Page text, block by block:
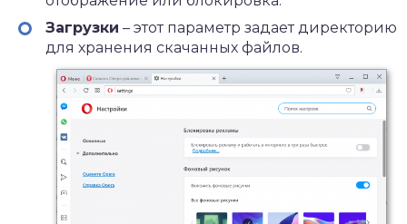
Загрузки – этот параметр задает директорию
для хранения скачанных файлов.